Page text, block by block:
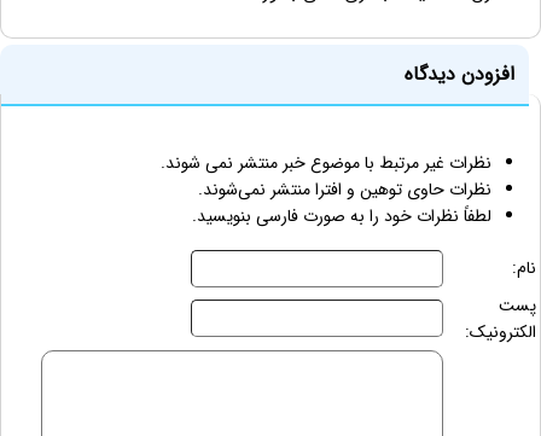
افزودن دیدگاه
نظرات غیر مرتبط با موضوع خبر منتشر نمی شوند.
نظرات حاوی توهین و افترا منتشر نمی‌شوند.
لطفاً نظرات خود را به صورت فارسی بنویسید.
نام:
پست
الکترونیک: